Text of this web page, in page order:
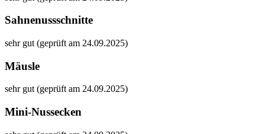
Sahnenussschnitte
sehr gut (geprüft am 24.09.2025)
Mäusle
sehr gut (geprüft am 24.09.2025)
Mini-Nussecken